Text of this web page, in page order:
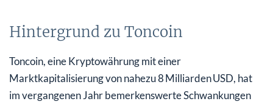
Hintergrund zu Toncoin
Toncoin, eine Kryptowährung mit einer
Marktkapitalisierung von nahezu 8 Milliarden USD, hat
im vergangenen Jahr bemerkenswerte Schwankungen